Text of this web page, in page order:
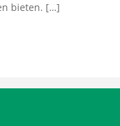
bieten. […]